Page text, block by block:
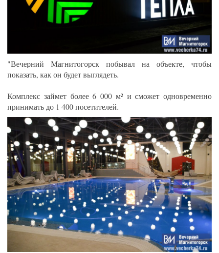
"Вечерний Магнитогорск побывал на объекте, чтобы
показать, как он будет выглядеть.
Комплекс займет более 6 000 м² и сможет одновременно
принимать до 1 400 посетителей.